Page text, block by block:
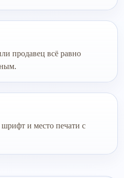
продавец всё равно
и место печати с